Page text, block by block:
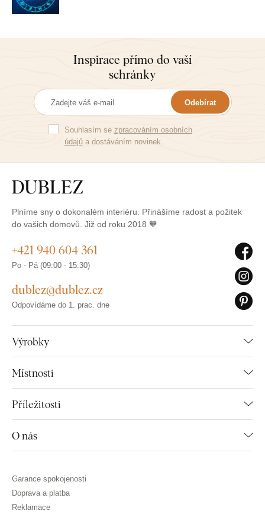
Inspirace přímo do vaší
schránky
Odebírat
Souhlasím se zpracováním osobních
údajůa dostáváním novinek.
Plníme sny o dokonalém interiéru. Přinášíme radost a požitek
do vašich domovů. Již od roku 2018 🧡
Výrobky
Místnosti
Příležitosti
O nás
+421 940 604 361
Po - Pá (09:00 - 15:30)
dublez@dublez.cz
Odpovídáme do 1. prac. dne
Garance spokojenosti
Doprava a platba
Reklamace